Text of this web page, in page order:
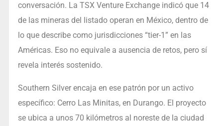
conversación. La TSX Venture Exchange indicó que 14
de las mineras del listado operan en México, dentro de
lo que describe como jurisdicciones “tier-1” en las
Américas. Eso no equivale a ausencia de retos, pero sí
revela interés sostenido.
Southern Silver encaja en ese patrón por un activo
específico: Cerro Las Minitas, en Durango. El proyecto
se ubica a unos 70 kilómetros al noreste de la ciudad